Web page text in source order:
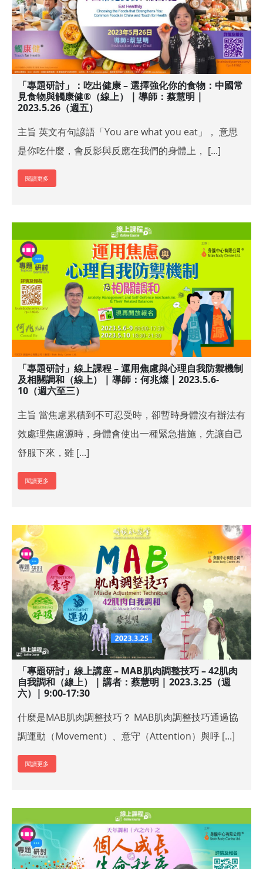
「專題研討」：吃出健康 – 選擇強化你的食物：中國常
見食物與觸康健®（線上） | 導師：蔡慧明 |
2023.5.26（週五）
主旨 英文有句諺語「You are what you eat」， 意思
是你吃什麼，會反影與反應在我們的身體上， [...]
閱讀更多
「專題研討」線上課程 – 運用焦慮與心理自我防禦機制
及相關調和（線上） | 導師：何兆燦 | 2023.5.6-
10（週六至三）
主旨 當焦慮累積到不可忍受時，卻暫時身體沒有辦法有
效處理焦慮源時，身體會使出一種緊急措施，先讓自己
舒服下來，雖 [...]
閱讀更多
「專題研討」線上講座 – MAB肌肉調整技巧 – 42肌肉
自我調和（線上） | 講者：蔡慧明 | 2023.3.25（週
六）| 9:00-17:30
什麼是MAB肌肉調整技巧？ MAB肌肉調整技巧通過協
調運動（Movement）、意守（Attention）與呼 [...]
閱讀更多